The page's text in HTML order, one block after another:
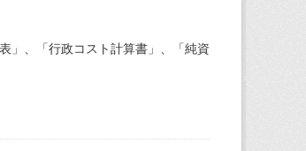
」、「行政コスト計算書」、「純資